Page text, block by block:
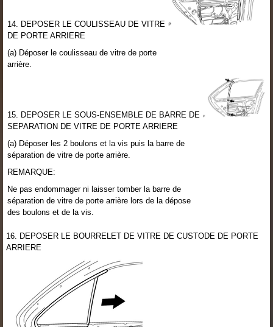
14. DEPOSER LE COULISSEAU DE VITRE
DE PORTE ARRIERE
(a) Déposer le coulisseau de vitre de porte
arrière.
15. DEPOSER LE SOUS-ENSEMBLE DE BARRE DE
SEPARATION DE VITRE DE PORTE ARRIERE
(a) Déposer les 2 boulons et la vis puis la barre de
séparation de vitre de porte arrière.
REMARQUE:
Ne pas endommager ni laisser tomber la barre de
séparation de vitre de porte arrière lors de la dépose
des boulons et de la vis.
16. DEPOSER LE BOURRELET DE VITRE DE CUSTODE DE PORTE
ARRIERE